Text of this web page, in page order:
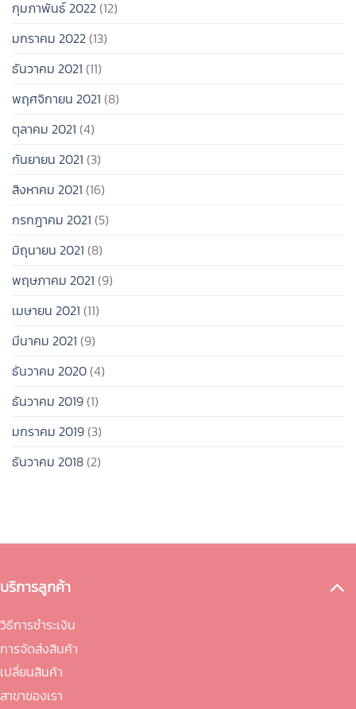
กุมภาพันธ์ 2022(12)
มกราคม 2022(13)
ธันวาคม 2021 (11)
พฤศจิกายน 2021 (8)
ตุลาคม 2021 (4)
กันยายน 2021 (3)
สิงหาคม 2021 (16)
กรกฎาคม 2021 (5)
มิถุนายน 2021 (8)
พฤษภาคม 2021 (9)
เมษายน 2021 (11)
มีนาคม 2021 (9)
ธันวาคม 2020(4)
ธันวาคม 2019(1)
มกราคม 2019(3)
ธันวาคม 2018(2)
บริการลูกค้า
วิธีการชำระเงิน
การจัดส่งสินค้า
เปลี่ยนสินค้า
สาขาของเรา